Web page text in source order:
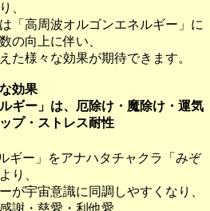
、
「高周波オルゴンエネルギー」に
の向上に伴い、
た様々な効果が期待できます。
効果
ギー」は、厄除け・魔除け・運気
プ・ストレス耐性
ギー」をアナハタチャクラ「みぞ
り、
が宇宙意識に同調しやすくなり、